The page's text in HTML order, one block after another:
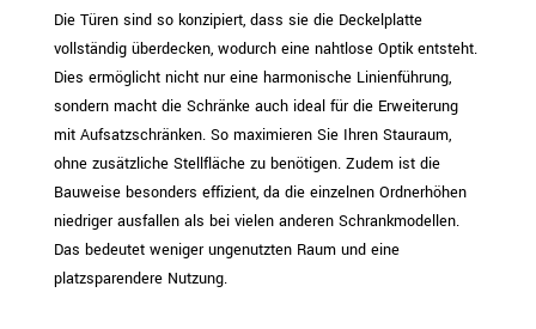
Die Türen sind so konzipiert, dass sie die Deckelplatte
vollständig überdecken, wodurch eine nahtlose Optik entsteht.
Dies ermöglicht nicht nur eine harmonische Linienführung,
sondern macht die Schränke auch ideal für die Erweiterung
mit Aufsatzschränken. So maximieren Sie Ihren Stauraum,
ohne zusätzliche Stellfläche zu benötigen. Zudem ist die
Bauweise besonders effizient, da die einzelnen Ordnerhöhen
niedriger ausfallen als bei vielen anderen Schrankmodellen.
Das bedeutet weniger ungenutzten Raum und eine
platzsparendere Nutzung.